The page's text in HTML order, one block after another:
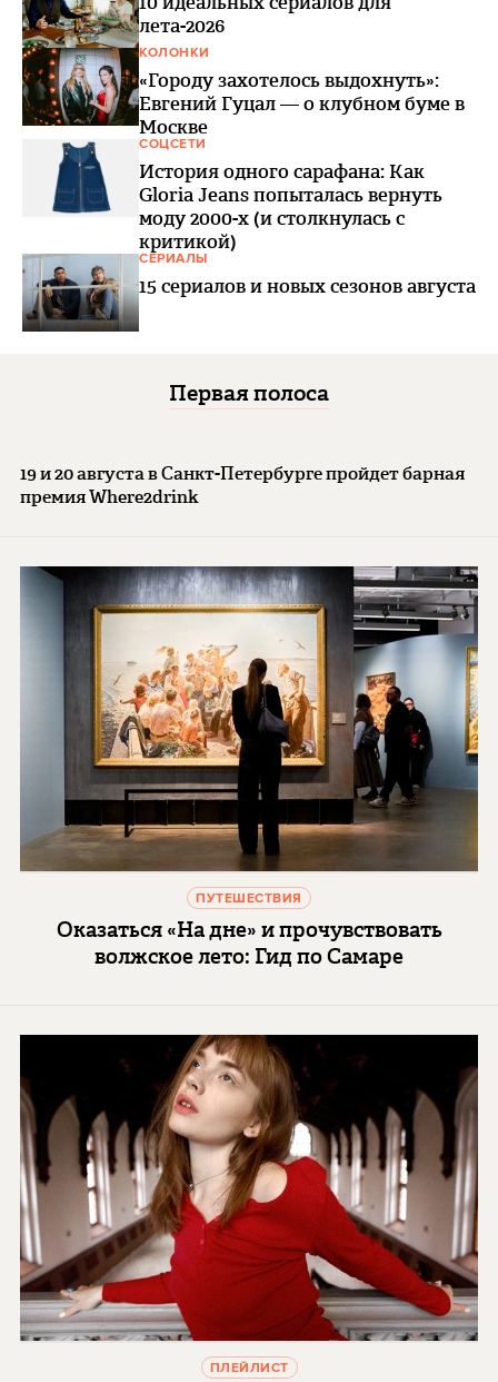
лета-2026
КОЛОНКИ
«Городу захотелось выдохнуть»:
Евгений Гуцал — о клубном буме в
Москве
СОЦСЕТИ
История одного сарафана: Как
Gloria Jeans попыталась вернуть
моду 2000-х (и столкнулась с
критикой)
СЕРИАЛЫ
15 сериалов и новых сезонов августа
Первая полоса
19 и 20 августа в Санкт-Петербурге пройдет барная
премия Where2drink
ПУТЕШЕСТВИЯ
Оказаться «На дне» и прочувствовать
волжское лето: Гид по Самаре
ПЛЕЙЛИСТ